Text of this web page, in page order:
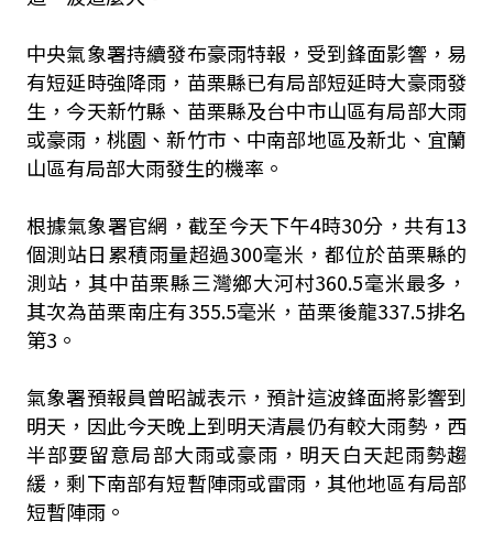
中央氣象署持續發布豪雨特報，受到鋒面影響，易
有短延時強降雨，苗栗縣已有局部短延時大豪雨發
生，今天新竹縣、苗栗縣及台中市山區有局部大雨
或豪雨，桃園、新竹市、中南部地區及新北、宜蘭
山區有局部大雨發生的機率。
根據氣象署官網，截至今天下午4時30分，共有13
個測站日累積雨量超過300毫米，都位於苗栗縣的
測站，其中苗栗縣三灣鄉大河村360.5毫米最多，
其次為苗栗南庄有355.5毫米，苗栗後龍337.5排名
第3。
氣象署預報員曾昭誠表示，預計這波鋒面將影響到
明天，因此今天晚上到明天清晨仍有較大雨勢，西
半部要留意局部大雨或豪雨，明天白天起雨勢趨
緩，剩下南部有短暫陣雨或雷雨，其他地區有局部
短暫陣雨。